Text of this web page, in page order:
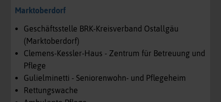
Marktoberdorf
Geschäftsstelle BRK-Kreisverband Ostallgäu
(Marktoberdorf)
Clemens-Kessler-Haus - Zentrum für Betreuung und
Pflege
Gulielminetti - Seniorenwohn- und Pflegeheim
Rettungswache